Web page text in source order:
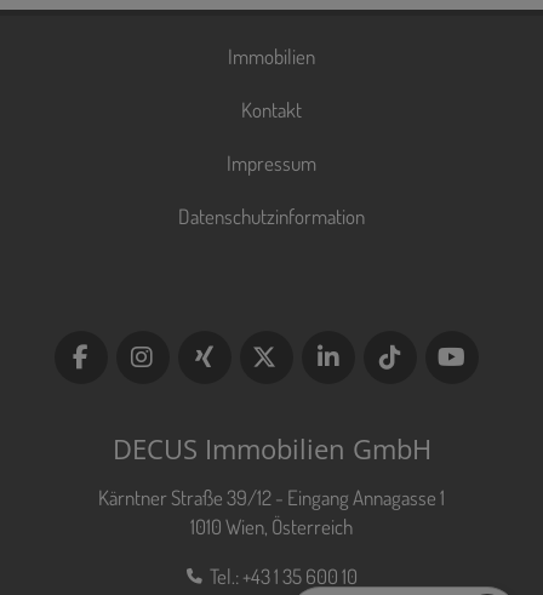
Immobilien
Kontakt
Impressum
Datenschutzinformation
DECUS Immobilien GmbH
Kärntner Straße 39/12 - Eingang Annagasse 1
1010 Wien, Österreich
Tel.:+43 1 35 600 10